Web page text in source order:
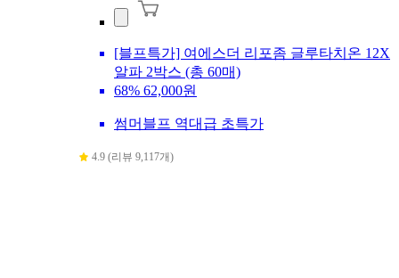
[블프특가] 여에스더 리포좀 글루타치온 12X
알파 2박스 (총 60매)
68% 62,000원
썸머블프 역대급 초특가
4.9 (리뷰 9,117개)